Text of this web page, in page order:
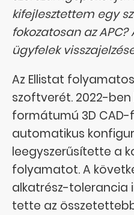
kifejlesztettem egy
fokozatosan az
ügyfelek
Az Ellistat
szoftverét. 2022-ben
formátumú 3D
automatikus
leegyszerűsítette a
folyamatot. A
alkatrész-tolerancia
tette az